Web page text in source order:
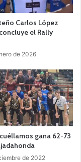
Carlos López
el Rally
de 2026
gana 62-73
de 2022